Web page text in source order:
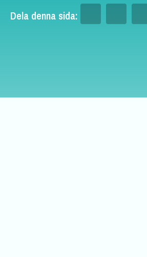
Dela denna sida: